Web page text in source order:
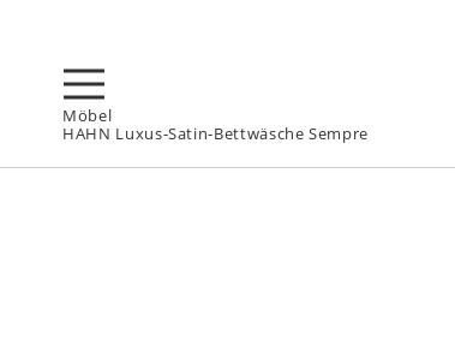
Möbel
HAHN Luxus-Satin-Bettwäsche Sempre